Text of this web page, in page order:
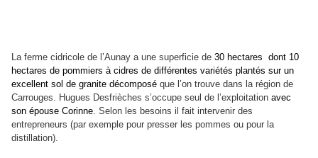
La ferme cidricole de l’Aunay a une superficie de 30 hectares dont 10
hectares de pommiers à cidres de différentes variétés plantés sur un
excellent sol de granite décomposé que l’on trouve dans la région de
Carrouges. Hugues Desfrièches s’occupe seul de l’exploitation avec
son épouse Corinne . Selon les besoins il fait intervenir des
entrepreneurs (par exemple pour presser les pommes ou pour la
distillation).